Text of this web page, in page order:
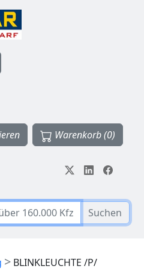
Warenkorb (0)
Suchen
> BLINKLEUCHTE /P/